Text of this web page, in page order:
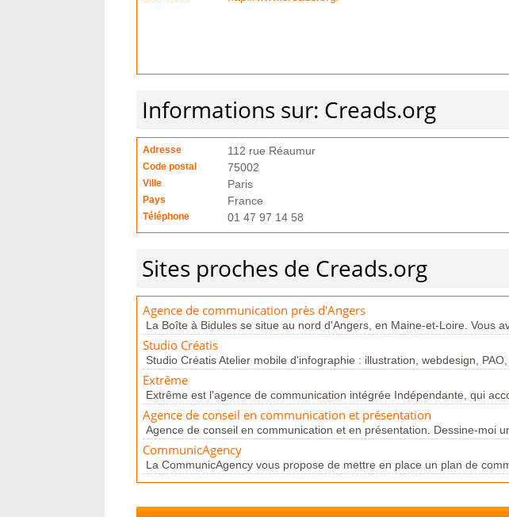
Informations sur: Creads.org
Adresse 112 rue Réaumur
Code postal 75002
Ville Paris
Pays France
Téléphone 01 47 97 14 58
Sites proches de Creads.org
Agence de communication près d'Angers
La Boîte à Bidules se situe au nord d'Angers, en Maine-et-Loire. Vous
Studio Créatis
Studio Créatis Atelier mobile d'infographie : illustration, webdesign, PAO,
Extrême
Extrême est l'agence de communication intégrée Indépendante, qui
Agence de conseil en communication et présentation
Agence de conseil en communication et en présentation. Dessine-moi
CommunicAgency
La CommunicAgency vous propose de mettre en place un plan de